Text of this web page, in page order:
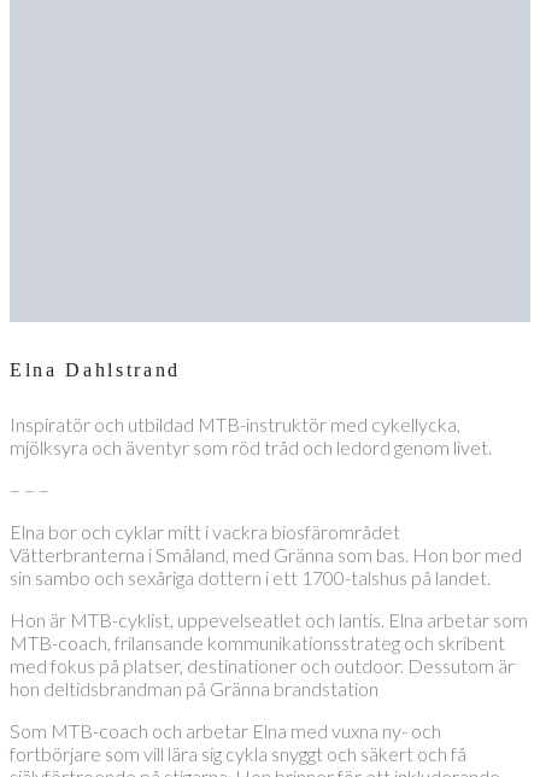
Elna Dahlstrand
Inspiratör och utbildad MTB-instruktör med cykellycka,
mjölksyra och äventyr som röd tråd och ledord genom livet.
– – –
Elna bor och cyklar mitt i vackra biosfärområdet
Vätterbranterna i Småland, med Gränna som bas. Hon bor med
sin sambo och sexåriga dottern i ett 1700-talshus på landet.
Hon är MTB-cyklist, uppevelseatlet och lantis. Elna arbetar som
MTB-coach, frilansande kommunikationsstrateg och skribent
med fokus på platser, destinationer och outdoor. Dessutom är
hon deltidsbrandman på Gränna brandstation
Som MTB-coach och arbetar Elna med vuxna ny- och
fortbörjare som vill lära sig cykla snyggt och säkert och få